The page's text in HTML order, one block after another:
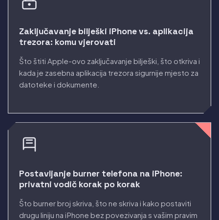
Zaključavanje bilješki iPhone vs. aplikacija
trezora: komu vjerovati
Što štiti Apple-ovo zaključavanje bilješki, što otkriva i
kada je zasebna aplikacija trezora sigurnije mjesto za
datoteke i dokumente.
Postavljanje burner telefona na iPhone:
privatni vodič korak po korak
Što burner broj skriva, što ne skriva i kako postaviti
drugu liniju na iPhone bez povezivanja s vašim pravim